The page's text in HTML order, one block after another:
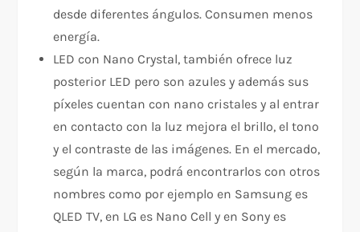
desde diferentes ángulos. Consumen menos
energía.
LED con Nano Crystal, también ofrece luz
posterior LED pero son azules y además sus
píxeles cuentan con nano cristales y al entrar
en contacto con la luz mejora el brillo, el tono
y el contraste de las imágenes. En el mercado,
según la marca, podrá encontrarlos con otros
nombres como por ejemplo en Samsung es
QLED TV, en LG es Nano Cell y en Sony es